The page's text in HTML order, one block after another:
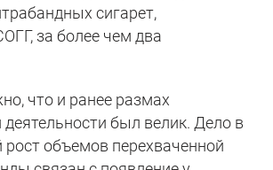
сигарет,
за более чем два
что и ранее размах
был велик. Дело в
рост объемов перехваченной